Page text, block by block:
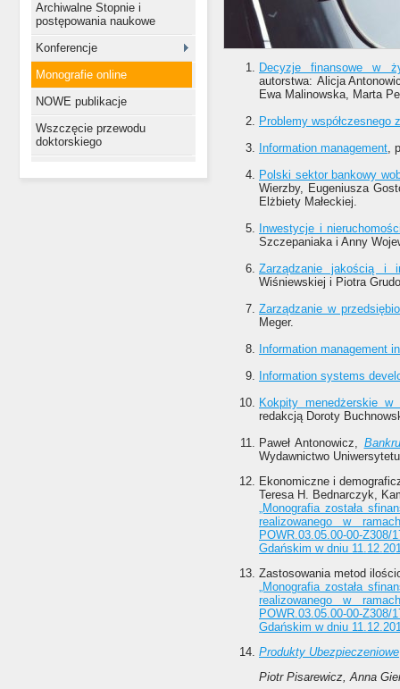
Archiwalne Stopnie i
postępowania naukowe
Konferencje
Monografie online
NOWE publikacje
Wszczęcie przewodu
doktorskiego
Decyzje finansowe w
autorstwa: Alicja
Ewa Malinowska, Marta
Problemy współczesnego
Information management,
Polski sektor bankowy
Wierzby, Eugeniusza
Elżbiety Małeckiej.
Inwestycje i
Szczepaniaka i Anny
Zarządzanie jakością i
Wiśniewskiej i Piotra
Zarządzanie w
Meger.
Information management
Information systems
Kokpity menedżerskie
redakcją Doroty
Paweł Antonowicz,
Wydawnictwo
Ekonomiczne i
Teresa H. Bednarczyk,
„Monografia została
realizowanego w
POWR.03.05.00-00-
Gdańskim w dniu
Zastosowania metod
„Monografia została
realizowanego w
POWR.03.05.00-00-
Gdańskim w dniu
Produkty Ubezpieczeniowe
Piotr Pisarewicz, Anna